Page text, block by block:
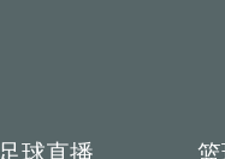
足球直播